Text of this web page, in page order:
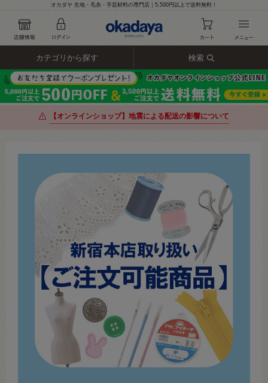
オカダヤ 生地・毛糸・手芸材料の専門店｜5,500円以上で送料無料！
カテゴリから探す 検索
【オンラインショップ】地震による配送の影響について